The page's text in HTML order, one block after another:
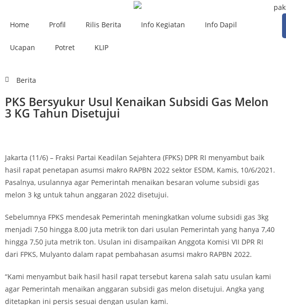
Home Profil Rilis Berita Info Kegiatan Info Dapil
Ucapan Potret KLIP
Berita
PKS Bersyukur Usul Kenaikan Subsidi Gas Melon
3 KG Tahun Disetujui
Jakarta (11/6) – Fraksi Partai Keadilan Sejahtera (FPKS) DPR RI menyambut baik
hasil rapat penetapan asumsi makro RAPBN 2022 sektor ESDM, Kamis, 10/6/2021.
Pasalnya, usulannya agar Pemerintah menaikan besaran volume subsidi gas
melon 3 kg untuk tahun anggaran 2022 disetujui.
Sebelumnya FPKS mendesak Pemerintah meningkatkan volume subsidi gas 3kg
menjadi 7,50 hingga 8,00 juta metrik ton dari usulan Pemerintah yang hanya 7,40
hingga 7,50 juta metrik ton. Usulan ini disampaikan Anggota Komisi VII DPR RI
dari FPKS, Mulyanto dalam rapat pembahasan asumsi makro RAPBN 2022.
“Kami menyambut baik hasil hasil rapat tersebut karena salah satu usulan kami
agar Pemerintah menaikan anggaran subsidi gas melon disetujui. Angka yang
ditetapkan ini persis sesuai dengan usulan kami.